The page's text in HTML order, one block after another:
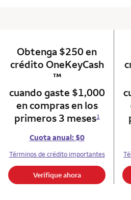
column 1 Onkey card
Obtenga $250 en
crédito OneKeyCash
™
cuando gaste $1,000
en compras en los
primeros 3 meses1
Cuota anual: $0
Términos de crédito importantes
Verifique ahora